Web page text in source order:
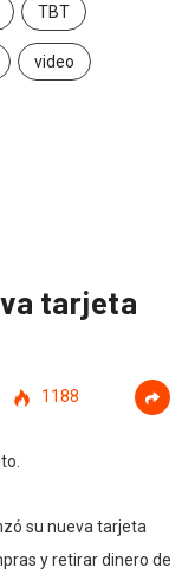
TBT
video
tarjeta
1188
su nueva tarjeta
y retirar dinero de